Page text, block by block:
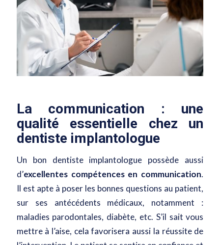
La communication : une
qualité essentielle chez un
dentiste implantologue
Un bon dentiste implantologue possède aussi
d’excellentes compétences en communication.
Il est apte à poser les bonnes questions au patient,
sur ses antécédents médicaux, notamment :
maladies parodontales, diabète, etc. S’il sait vous
mettre à l’aise, cela favorisera aussi la réussite de